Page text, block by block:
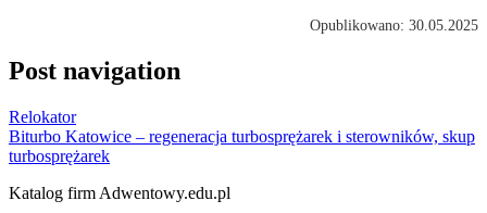
Opublikowano: 30.05.2025
Post navigation
Relokator
Biturbo Katowice – regeneracja turbosprężarek i sterowników, skup
turbosprężarek
Katalog firm Adwentowy.edu.pl